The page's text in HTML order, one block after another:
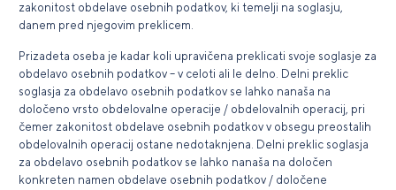
zakonitost obdelave osebnih podatkov, ki temelji na soglasju,
danem pred njegovim preklicem.
Prizadeta oseba je kadar koli upravičena preklicati svoje soglasje za
obdelavo osebnih podatkov – v celoti ali le delno. Delni preklic
soglasja za obdelavo osebnih podatkov se lahko nanaša na
določeno vrsto obdelovalne operacije / obdelovalnih operacij, pri
čemer zakonitost obdelave osebnih podatkov v obsegu preostalih
obdelovalnih operacij ostane nedotaknjena. Delni preklic soglasja
za obdelavo osebnih podatkov se lahko nanaša na določen
konkreten namen obdelave osebnih podatkov / določene